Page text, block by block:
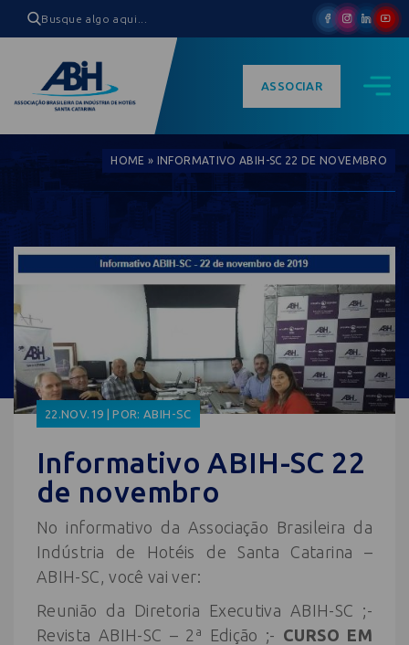
ASSOCIAR
HOME » INFORMATIVO ABIH-SC 22 DE NOVEMBRO
22.NOV.19 | POR: ABIH-SC
Informativo ABIH-SC 22
de novembro
No informativo da Associação Brasileira da
Indústria de Hotéis de Santa Catarina –
ABIH-SC, você vai ver:
Reunião da Diretoria Executiva ABIH-SC ;-
Revista ABIH-SC – 2ª Edição ;- CURSO EM